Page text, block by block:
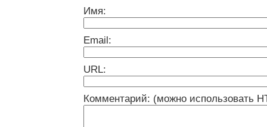
Имя:
Email:
URL:
Комментарий: (можно использовать